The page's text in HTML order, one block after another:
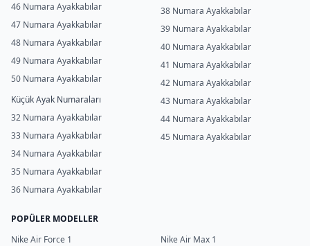
46 Numara Ayakkabılar
47 Numara Ayakkabılar
48 Numara Ayakkabılar
49 Numara Ayakkabılar
50 Numara Ayakkabılar
Küçük Ayak Numaraları
32 Numara Ayakkabılar
33 Numara Ayakkabılar
34 Numara Ayakkabılar
35 Numara Ayakkabılar
36 Numara Ayakkabılar
38 Numara Ayakkabılar
39 Numara Ayakkabılar
40 Numara Ayakkabılar
41 Numara Ayakkabılar
42 Numara Ayakkabılar
43 Numara Ayakkabılar
44 Numara Ayakkabılar
45 Numara Ayakkabılar
POPÜLER MODELLER
Nike Air Force 1
Nike Air Max 1